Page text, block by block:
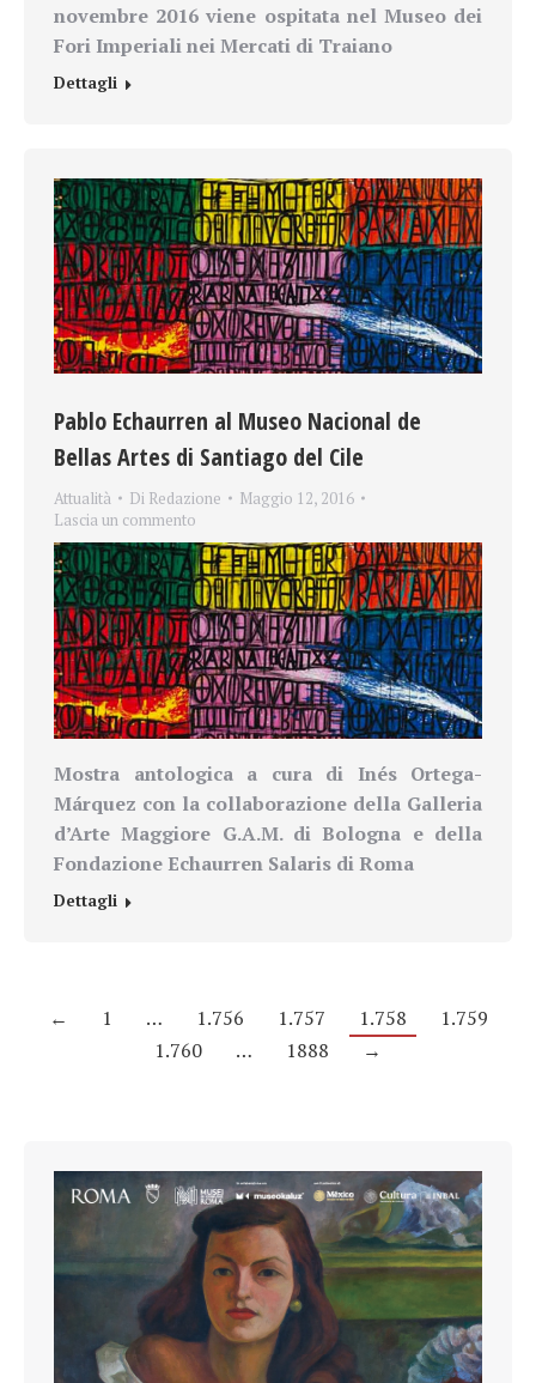
novembre 2016 viene ospitata nel Museo dei
Fori Imperiali nei Mercati di Traiano
Dettagli
Pablo Echaurren al Museo Nacional de
Bellas Artes di Santiago del Cile
Attualità Di Redazione
Maggio 12, 2016
Lascia un commento
Mostra antologica a cura di Inés Ortega-
Márquez con la collaborazione della Galleria
d’Arte Maggiore G.A.M. di Bologna e della
Fondazione Echaurren Salaris di Roma
Dettagli
← 1 … 1.756 1.757 1.758
1.759
1.760
… 1888 →